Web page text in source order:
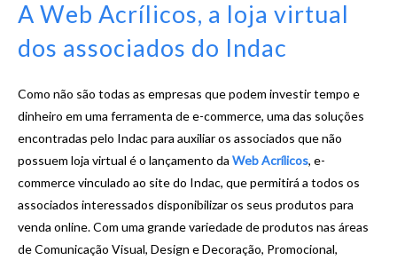
A Web Acrílicos, a loja virtual
dos associados do Indac
Como não são todas as empresas que podem investir tempo e
dinheiro em uma ferramenta de e-commerce, uma das soluções
encontradas pelo Indac para auxiliar os associados que não
possuem loja virtual é o lançamento da Web Acrílicos, e-
commerce vinculado ao site do Indac, que permitirá a todos os
associados interessados disponibilizar os seus produtos para
venda online. Com uma grande variedade de produtos nas áreas
de Comunicação Visual, Design e Decoração, Promocional,